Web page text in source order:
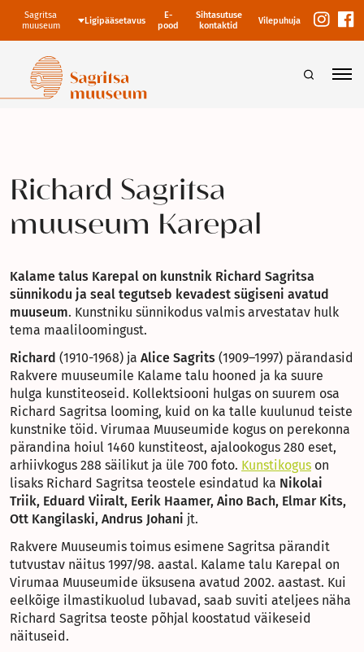
Sagritsa
muuseum
Ligipääsetavus
E-
pood
Sihtasutuse
kontaktid
Vilepuhuja
Richard Sagritsa
muuseum Karepal
Kalame talus Karepal on kunstnik Richard Sagritsa
sünnikodu ja seal tegutseb kevadest sügiseni avatud
muuseum. Kunstniku sünnikodus valmis arvestatav hulk
tema maaliloomingust.
Richard (1910-1968) ja Alice Sagrits (1909–1997) pärandasid
Rakvere muuseumile Kalame talu hooned ja ka suure
hulga kunstiteoseid. Kollektsiooni hulgas on suurem osa
Richard Sagritsa looming, kuid on ka talle kuulunud teiste
kunstnike töid. Virumaa Muuseumide kogus on perekonna
pärandina hoiul 1460 kunstiteost, ajalookogus 280 eset,
arhiivkogus 288 säilikut ja üle 700 foto. Kunstikogus on
lisaks Richard Sagritsa teostele esindatud ka Nikolai
Triik, Eduard Viiralt, Eerik Haamer, Aino Bach, Elmar Kits,
Ott Kangilaski, Andrus Johani jt.
Rakvere Muuseumis toimus esimene Sagritsa pärandit
tutvustav näitus 1997/98. aastal. Kalame talu Karepal on
Virumaa Muuseumide üksusena avatud 2002. aastast. Kui
eelkõige ilmastikuolud lubavad, saab suviti ateljees näha
Richard Sagritsa teoste põhjal koostatud väikeseid
näituseid.